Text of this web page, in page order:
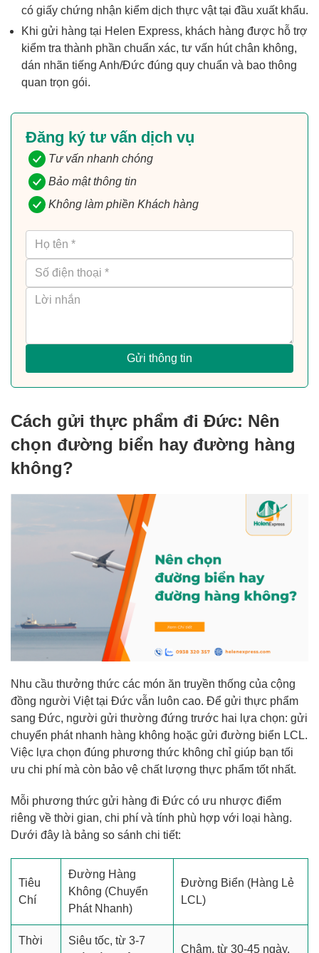
có giấy chứng nhận kiểm dịch thực vật tại đầu xuất khẩu.
Khi gửi hàng tại Helen Express, khách hàng được hỗ trợ
kiểm tra thành phần chuẩn xác, tư vấn hút chân không,
dán nhãn tiếng Anh/Đức đúng quy chuẩn và bao thông
quan trọn gói.
Đăng ký tư vấn dịch vụ
Tư vấn nhanh chóng
Bảo mật thông tin
Không làm phiền Khách hàng
Gửi thông tin
Cách gửi thực phẩm đi Đức: Nên
chọn đường biển hay đường hàng
không?
Nhu cầu thưởng thức các món ăn truyền thống của cộng
đồng người Việt tại Đức vẫn luôn cao. Để gửi thực phẩm
sang Đức, người gửi thường đứng trước hai lựa chọn: gửi
chuyển phát nhanh hàng không hoặc gửi đường biển LCL.
Việc lựa chọn đúng phương thức không chỉ giúp bạn tối
ưu chi phí mà còn bảo vệ chất lượng thực phẩm tốt nhất.
Mỗi phương thức gửi hàng đi Đức có ưu nhược điểm
riêng về thời gian, chi phí và tính phù hợp với loại hàng.
Dưới đây là bảng so sánh chi tiết:
Tiêu
Chí
Đường Hàng
Không (Chuyển
Phát Nhanh)
Đường Biển (Hàng Lẻ
LCL)
Thời
Siêu tốc, từ 3-7
Chậm, từ 30-45 ngày.